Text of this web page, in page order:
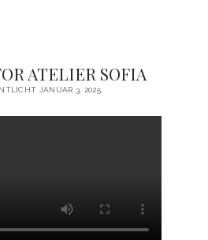
ATELIER SOFIA
JANUAR 3, 2025